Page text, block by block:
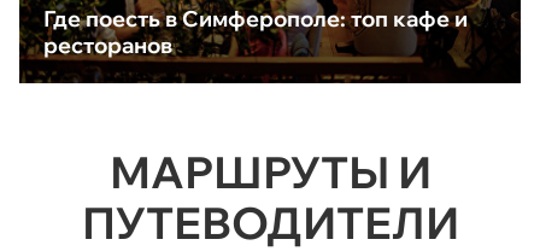
Где поесть в Симферополе: топ кафе и
ресторанов
МАРШРУТЫ И
ПУТЕВОДИТЕЛИ